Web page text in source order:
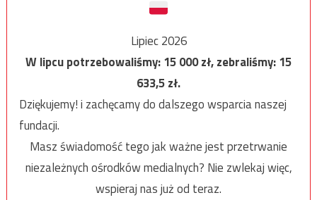
Lipiec 2026
W lipcu potrzebowaliśmy:15 000zł, zebraliśmy:15
633,5zł.
Dziękujemy! i zachęcamy do dalszego wsparcia naszej
fundacji.
Masz świadomość tego jak ważne jest przetrwanie
niezależnych ośrodków medialnych? Nie zwlekaj więc,
wspieraj nas już od teraz.